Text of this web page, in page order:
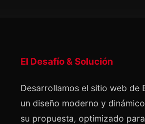
El Desafío & Solución
Desarrollamos el sitio web de
un diseño moderno y
su propuesta, optimizado